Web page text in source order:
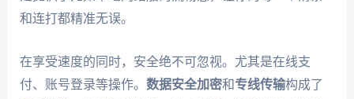
和连打都精准无误。
在享受速度的同时，安全绝不可忽视。尤其是在线支
付、账号登录等操作。 数据安全加密和专线传输构成了